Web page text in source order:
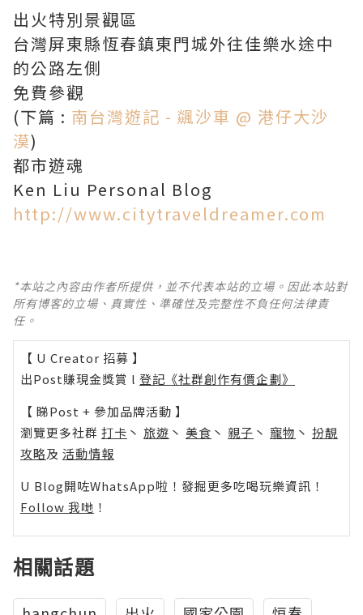
出火特別景觀區
台灣屏東縣恆春鎮東門城外往佳樂水途中
的公路左側
免費參觀
(下篇 : 南台灣遊記 - 飊沙車 @ 港仔大沙
漠)
都市遊魂
Ken Liu Personal Blog
http://www.citytraveldreamer.com
*本站之內容由作者所提供，並不代表本站的立場。因此本站對
所有博客的立場、真實性、準確性及完整性不負任何法律責
任。
【 U Creator 招募 】
出Post賺現金獎賞 l 登記《社群創作有價企劃》
【 睇Post + 參加品牌活動 】
瀏覽更多社群 打卡 丶 旅遊 丶 美食 丶 親子 丶 寵物 丶 扮靚
攻略及 活動情報
U Blog開咗WhatsApp啦！發掘更多吃喝玩樂資訊！
Follow 我哋 ！
相關話題